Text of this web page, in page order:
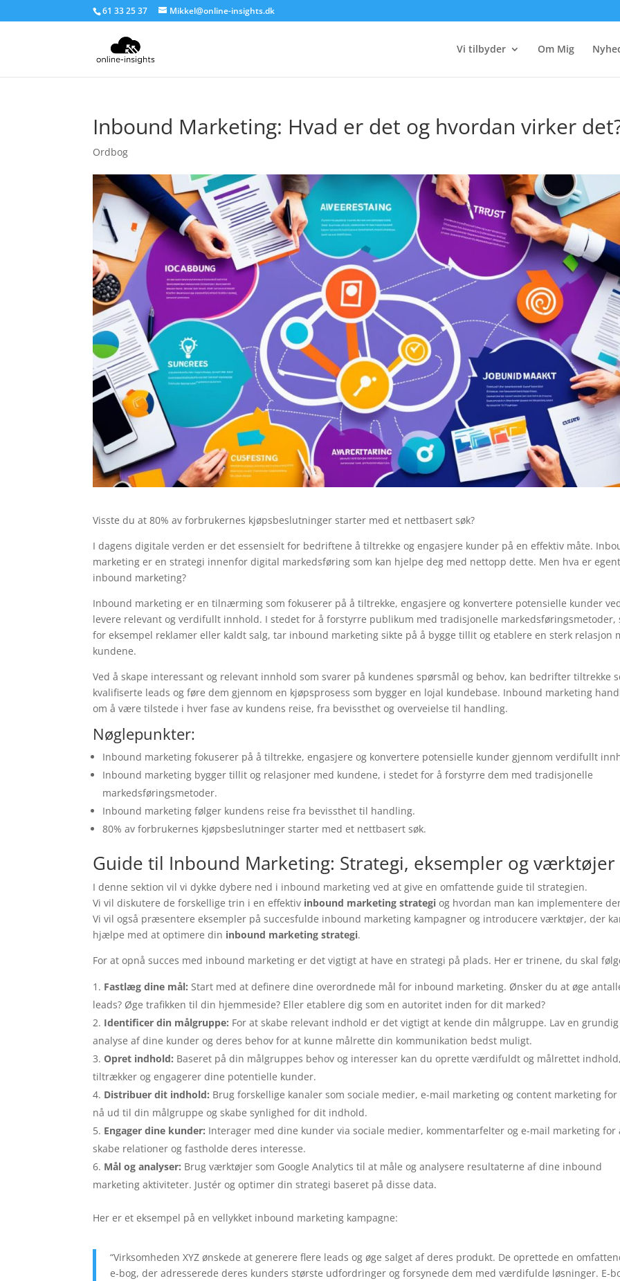
61 33 25 37 Mikkel@online-insights.dk
Vi tilbyder Om Mig
Inbound Marketing: Hvad er det og hvordan virker
Ordbog
Visste du at 80% av forbrukernes kjøpsbeslutninger starter med et nettbasert søk?
I dagens digitale verden er det essensielt for bedriftene å tiltrekke og engasjere kunder på en effektiv måte.
marketing er en strategi innenfor digital markedsføring som kan hjelpe deg med nettopp dette. Men hva er
inbound marketing?
Inbound marketing er en tilnærming som fokuserer på å tiltrekke, engasjere og konvertere potensielle kunder
levere relevant og verdifullt innhold. I stedet for å forstyrre publikum med tradisjonelle markedsføringsmetoder,
for eksempel reklamer eller kaldt salg, tar inbound marketing sikte på å bygge tillit og etablere en sterk relasjon
kundene.
Ved å skape interessant og relevant innhold som svarer på kundenes spørsmål og behov, kan bedrifter tiltrekke
kvalifiserte leads og føre dem gjennom en kjøpsprosess som bygger en lojal kundebase. Inbound marketing
om å være tilstede i hver fase av kundens reise, fra bevissthet og overveielse til handling.
Nøglepunkter:
Inbound marketing fokuserer på å tiltrekke, engasjere og konvertere potensielle kunder gjennom verdifullt
Inbound marketing bygger tillit og relasjoner med kundene, i stedet for å forstyrre dem med tradisjonelle
markedsføringsmetoder.
Inbound marketing følger kundens reise fra bevissthet til handling.
80% av forbrukernes kjøpsbeslutninger starter med et nettbasert søk.
Guide til Inbound Marketing: Strategi, eksempler og værktøjer
I denne sektion vil vi dykke dybere ned i inbound marketing ved at give en omfattende guide til strategien.
Vi vil diskutere de forskellige trin i en effektiv inbound marketing strategi og hvordan man kan implementere
Vi vil også præsentere eksempler på succesfulde inbound marketing kampagner og introducere værktøjer, der
hjælpe med at optimere din inbound marketing strategi.
For at opnå succes med inbound marketing er det vigtigt at have en strategi på plads. Her er trinene, du skal
Fastlæg dine mål: Start med at definere dine overordnede mål for inbound marketing. Ønsker du at øge
leads? Øge trafikken til din hjemmeside? Eller etablere dig som en autoritet inden for dit marked?
Identificer din målgruppe: For at skabe relevant indhold er det vigtigt at kende din målgruppe. Lav en grundig
analyse af dine kunder og deres behov for at kunne målrette din kommunikation bedst muligt.
Opret indhold: Baseret på din målgruppes behov og interesser kan du oprette værdifuldt og målrettet
tiltrækker og engagerer dine potentielle kunder.
Distribuer dit indhold: Brug forskellige kanaler som sociale medier, e-mail marketing og content marketing for
nå ud til din målgruppe og skabe synlighed for dit indhold.
Engager dine kunder: Interager med dine kunder via sociale medier, kommentarfelter og e-mail marketing for
skabe relationer og fastholde deres interesse.
Mål og analyser: Brug værktøjer som Google Analytics til at måle og analysere resultaterne af dine inbound
marketing aktiviteter. Justér og optimer din strategi baseret på disse data.
Her er et eksempel på en vellykket inbound marketing kampagne:
“Virksomheden XYZ ønskede at generere flere leads og øge salget af deres produkt. De oprettede en
e-bog, der adresserede deres kunders største udfordringer og forsynede dem med værdifulde løsninger. E-